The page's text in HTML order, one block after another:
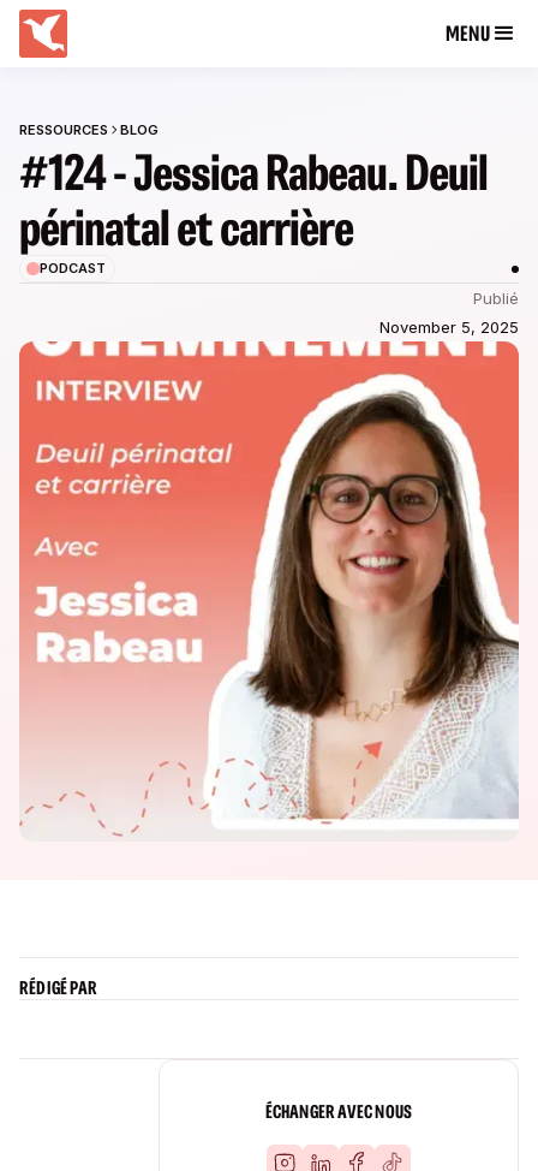
MENU
RESSOURCES BLOG
#124 - Jessica Rabeau. Deuil
périnatal et carrière
PODCAST
Publié
November 5, 2025
ÉCHANGER AVEC NOUS
RÉDIGÉ PAR